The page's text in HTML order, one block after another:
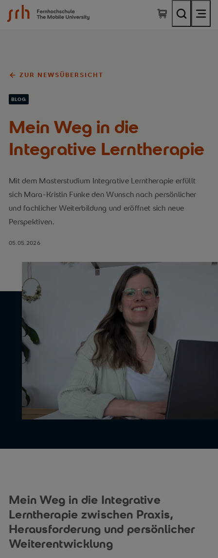
SRH Fernhochschule - The Mobile University
ZUR NEWSÜBERSICHT
BLOG
Mein Weg in die
Integrative Lerntherapie
Mit dem Masterstudium Integrative Lerntherapie erfüllt
sich Mara-Kristin Funke den Wunsch nach persönlicher
und fachlicher Weiterbildung und eröffnet sich neue
Perspektiven.
05.05.2026
Mein Weg in die Integrative
Lerntherapie zwischen Praxis,
Herausforderung und persönlicher
Weiterentwicklung